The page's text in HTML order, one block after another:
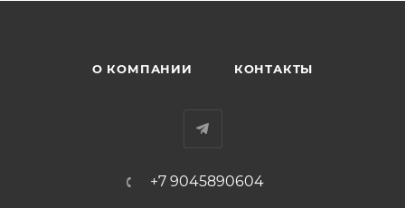
О КОМПАНИИ КОНТАКТЫ
+7 9045890604